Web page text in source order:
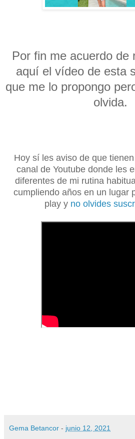
Por fin me acuerdo de
aquí el vídeo de esta
que me lo propongo
olvida.
Hoy sí les aviso de que
canal de Youtube donde les
diferentes de mi rutina
cumpliendo años en un lugar
play y no olvides
Gema Betancor - junio 12, 2021